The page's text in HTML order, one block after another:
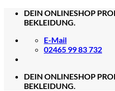
Zum
DEIN ONLINESHOP
BEKLEIDUNG.
E-Mail
02465 99 83 732
DEIN ONLINESHOP
BEKLEIDUNG.